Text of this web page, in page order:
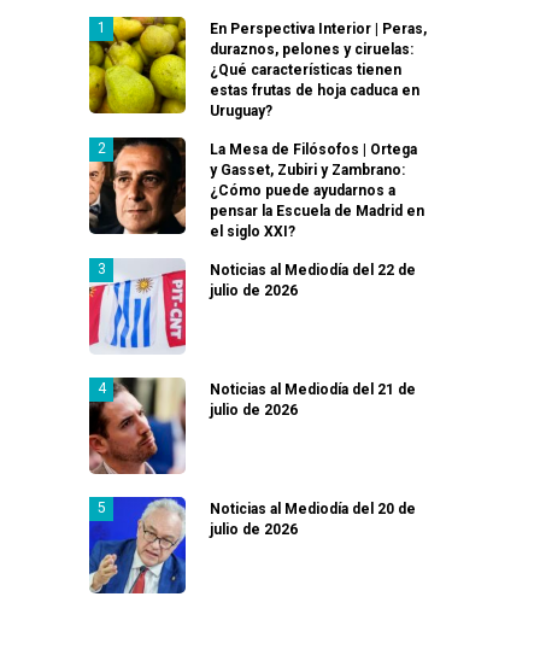
En Perspectiva Interior | Peras,
duraznos, pelones y ciruelas:
¿Qué características tienen
estas frutas de hoja caduca en
Uruguay?
La Mesa de Filósofos | Ortega
y Gasset, Zubiri y Zambrano:
¿Cómo puede ayudarnos a
pensar la Escuela de Madrid en
el siglo XXI?
Noticias al Mediodía del 22 de
julio de 2026
Noticias al Mediodía del 21 de
julio de 2026
Noticias al Mediodía del 20 de
julio de 2026